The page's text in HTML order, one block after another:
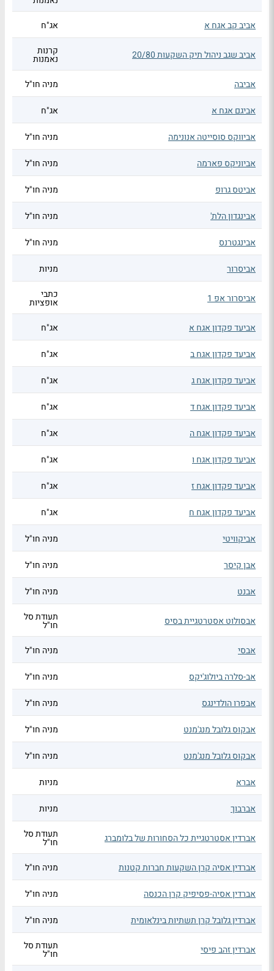
אביב קב אגח א
אג"ח
אביב שגב ניהול תיק השקעות 20/80 קרנות
נאמנות
אביבה
מניה חו"ל
אביגם אגח א אג"ח
אביווקס סוסייטה אנונימה מניה חו"ל
אביוניקס פארמה מניה חו"ל
אביטס גרופ מניה חו"ל
אבינגדון הלת' מניה חו"ל
אבינגטרנס מניה חו"ל
אביסרור מניות
אביסרור אפ 1 כתבי
אופציות
אביעד פקדון אגח א
אג"ח
אביעד פקדון אגח ב אג"ח
אביעד פקדון אגח ג אג"ח
אביעד פקדון אגח ד אג"ח
אביעד פקדון אגח ה אג"ח
אביעד פקדון אגח ו אג"ח
אביעד פקדון אגח ז אג"ח
אביעד פקדון אגח ח אג"ח
אביקוויטי מניה חו"ל
אבן קיסר מניה חו"ל
אבנט מניה חו"ל
אבסולוט אסטרטגיית בסיס תעודת סל
חו"ל
אבסי
מניה חו"ל
אב-סלרה ביולוג'יקס מניה חו"ל
אבפרו הולדינגס מניה חו"ל
אבקוס גלובל מנג'מנט מניה חו"ל
אבקוס גלובל מנג'מנט מניה חו"ל
אברא מניות
אברבוך מניות
אברדין אסטרטגיית כל הסחורות של בלומברג תעודת סל
חו"ל
אברדין אסיה קרן השקעות חברות קטנות
מניה חו"ל
אברדין אסיה-פסיפיק קרן הכנסה מניה חו"ל
אברדין גלובל קרן תשתיות בינלאומית מניה חו"ל
אברדין זהב פיסי תעודת סל
חו"ל